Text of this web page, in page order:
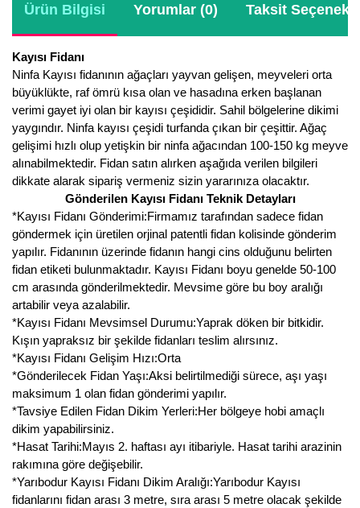
Ürün Bilgisi Yorumlar (0) Taksit
Kayısı Fidanı
Ninfa Kayısı fidanının ağaçları yayvan gelişen, meyveleri orta
büyüklükte, raf ömrü kısa olan ve hasadına erken başlanan
verimi gayet iyi olan bir kayısı çeşididir. Sahil bölgelerine dikimi
yaygındır. Ninfa kayısı çeşidi turfanda çıkan bir çeşittir. Ağaç
gelişimi hızlı olup yetişkin bir ninfa ağacından 100-150 kg meyve
alınabilmektedir. Fidan satın alırken aşağıda verilen bilgileri
dikkate alarak sipariş vermeniz sizin yararınıza olacaktır.
Gönderilen Kayısı Fidanı Teknik Detayları
*Kayısı Fidanı Gönderimi:Firmamız tarafından sadece fidan
göndermek için üretilen orjinal patentli fidan kolisinde gönderim
yapılır. Fidanının üzerinde fidanın hangi cins olduğunu belirten
fidan etiketi bulunmaktadır. Kayısı Fidanı boyu genelde 50-100
cm arasında gönderilmektedir. Mevsime göre bu boy aralığı
artabilir veya azalabilir.
*Kayısı Fidanı Mevsimsel Durumu:Yaprak döken bir bitkidir.
Kışın yapraksız bir şekilde fidanları teslim alırsınız.
*Kayısı Fidanı Gelişim Hızı:Orta
*Gönderilecek Fidan Yaşı:Aksi belirtilmediği sürece, aşı yaşı
maksimum 1 olan fidan gönderimi yapılır.
*Tavsiye Edilen Fidan Dikim Yerleri:Her bölgeye hobi amaçlı
dikim yapabilirsiniz.
*Hasat Tarihi:Mayıs 2. haftası ayı itibariyle. Hasat tarihi arazinin
rakımına göre değişebilir.
*Yarıbodur Kayısı Fidanı Dikim Aralığı:Yarıbodur Kayısı
fidanlarını fidan arası 3 metre, sıra arası 5 metre olacak şekilde